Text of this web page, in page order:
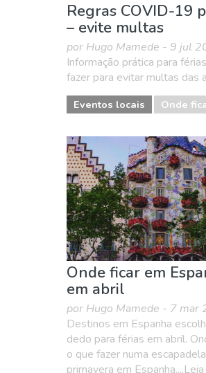
Regras COVID-19
– evite multas
por Hugo Mamede - 9 jul
Informação prática para
fazer para evitar multas das
Eventos locais Onde
Onde ficar em
em abril
por Hugo Mamede - 7 mar
Destinos em Espanha
dedo para férias em abril.
o que fazer numa
primavera em